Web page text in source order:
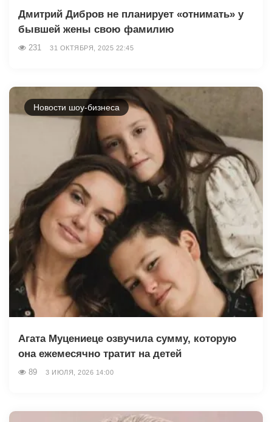
Дмитрий Дибров не планирует «отнимать» у
бывшей жены свою фамилию
231 31 ОКТЯБРЯ, 2025 22:45
Новости шоу-бизнеса
Агата Муцениеце озвучила сумму, которую
она ежемесячно тратит на детей
89 3 ИЮЛЯ, 2026 14:00